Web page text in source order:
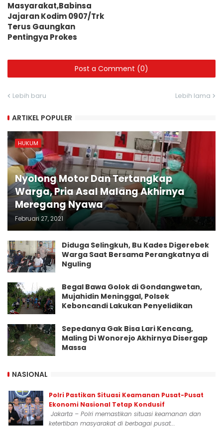
Masyarakat,Babinsa
Jajaran Kodim 0907/Trk
Terus Gaungkan
Pentingya Prokes
Post a Comment (0)
Lebih baru Lebih lama
ARTIKEL POPULER
HUKUM
Nyolong Motor Dan Tertangkap
Warga, Pria Asal Malang Akhirnya
Meregang Nyawa
Februari 27, 2021
Diduga Selingkuh, Bu Kades Digerebek
Warga Saat Bersama Perangkatnya di
Nguling
Begal Bawa Golok di Gondangwetan,
Mujahidin Meninggal, Polsek
Keboncandi Lakukan Penyelidikan
Sepedanya Gak Bisa Lari Kencang,
Maling Di Wonorejo Akhirnya Disergap
Massa
NASIONAL
Polri Pastikan Situasi Keamanan Pusat-Pusat
Ekonomi Nasional Tetap Kondusif
Jakarta – Polri memastikan situasi keamanan dan
ketertiban masyarakat di berbagai pusat...